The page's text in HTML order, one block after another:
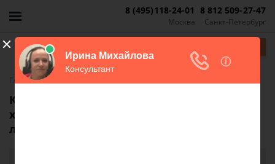
Москва
8 (495)118-24-01
Санкт-Петербург
8 812 509-27-47
Главная-FAQ
Как решить вопрос раздела земли на 2
хозяев, если второй собственник против
любых предложений?